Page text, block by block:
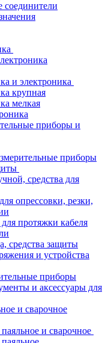
соединители
и электроника
крупная
мелкая
приборы и
приборы
средства для
опрессовки, резки,
протяжки кабеля
средства защиты
и устройства
приборы
и аксессуары для
и сварочное
и сварочное